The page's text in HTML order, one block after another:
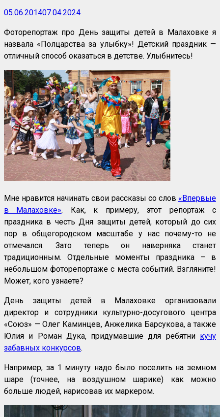
05.06.201407.04.2024
Фоторепортаж про День защиты детей в Малаховке я
назвала «Полцарства за улыбку»! Детский праздник —
отличный способ оказаться в детстве. Улыбнитесь!
Мне нравится начинать свои рассказы со слов «Впервые
в Малаховке». Как, к примеру, этот репортаж с
праздника в честь Дня защиты детей, который до сих
пор в общегородском масштабе у нас почему-то не
отмечался. Зато теперь он наверняка станет
традиционным. Отдельные моменты праздника – в
небольшом фоторепортаже с места событий. Взгляните!
Может, кого узнаете?
День защиты детей в Малаховке организовали
директор и сотрудники культурно-досугового центра
«Союз» — Олег Каминцев, Анжелика Барсукова, а также
Юлия и Роман Дука, придумавшие для ребятни кучу
забавных конкурсов.
Например, за 1 минуту надо было поселить на земном
шаре (точнее, на воздушном шарике) как можно
больше людей, нарисовав их маркером.